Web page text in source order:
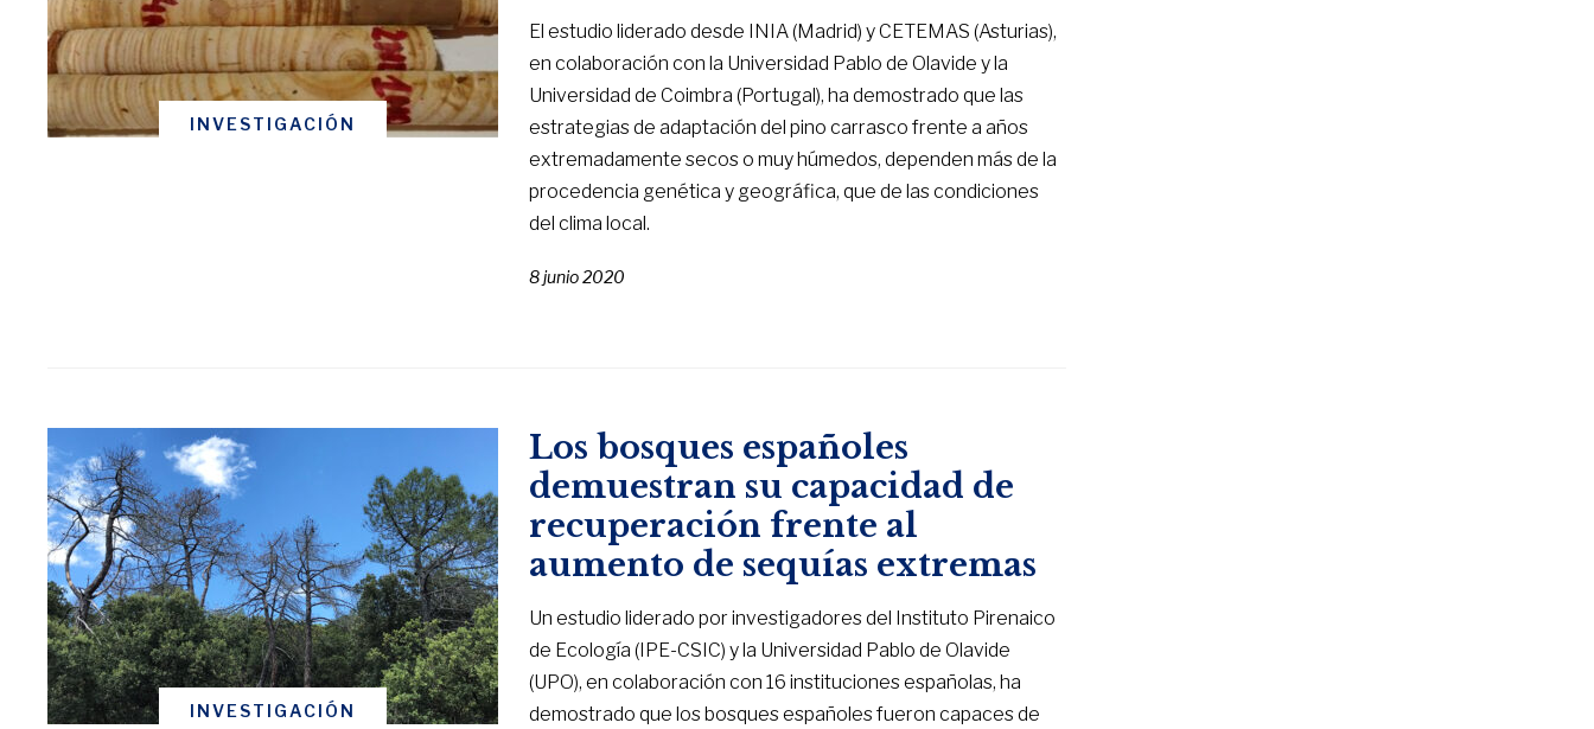
INVESTIGACIÓN
El estudio liderado desde INIA (Madrid) y CETEMAS (Asturias),
en colaboración con la Universidad Pablo de Olavide y la
Universidad de Coimbra (Portugal), ha demostrado que las
estrategias de adaptación del pino carrasco frente a años
extremadamente secos o muy húmedos, dependen más de la
procedencia genética y geográfica, que de las condiciones
del clima local.
8 junio 2020
INVESTIGACIÓN
Los bosques españoles
demuestran su capacidad de
recuperación frente al
aumento de sequías extremas
Un estudio liderado por investigadores del Instituto Pirenaico
de Ecología (IPE-CSIC) y la Universidad Pablo de Olavide
(UPO), en colaboración con 16 instituciones españolas, ha
demostrado que los bosques españoles fueron capaces de